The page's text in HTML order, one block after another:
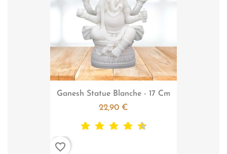
Aperçu rapide
Ganesh Statue Blanche - 17 Cm
22,90 €
favorite_border